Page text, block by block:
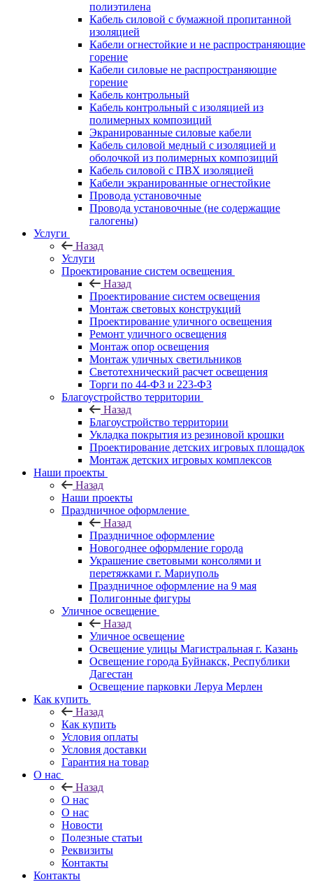
полиэтилена
Кабель силовой с бумажной пропитанной
изоляцией
Кабели огнестойкие и не распространяющие
горение
Кабели силовые не распространяющие
горение
Кабель контрольный
Кабель контрольный с изоляцией из
полимерных композиций
Экранированные силовые кабели
Кабель силовой медный с изоляцией и
оболочкой из полимерных композиций
Кабель силовой с ПВХ изоляцией
Кабели экранированные огнестойкие
Провода установочные
Провода установочные (не содержащие
галогены)
Услуги
Назад
Услуги
Проектирование систем освещения
Назад
Проектирование систем освещения
Монтаж световых конструкций
Проектирование уличного освещения
Ремонт уличного освещения
Монтаж опор освещения
Монтаж уличных светильников
Светотехнический расчет освещения
Торги по 44-ФЗ и 223-ФЗ
Благоустройство территории
Назад
Благоустройство территории
Укладка покрытия из резиновой крошки
Проектирование детских игровых площадок
Монтаж детских игровых комплексов
Наши проекты
Назад
Наши проекты
Праздничное оформление
Назад
Праздничное оформление
Новогоднее оформление города
Украшение световыми консолями и
перетяжками г. Мариуполь
Праздничное оформление на 9 мая
Полигонные фигуры
Уличное освещение
Назад
Уличное освещение
Освещение улицы Магистральная г. Казань
Освещение города Буйнакск, Республики
Дагестан
Освещение парковки Леруа Мерлен
Как купить
Назад
Как купить
Условия оплаты
Условия доставки
Гарантия на товар
О нас
Назад
О нас
О нас
Новости
Полезные статьи
Реквизиты
Контакты
Контакты